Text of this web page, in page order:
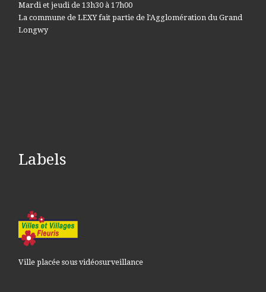
Mardi et jeudi de 13h30 à 17h00
La commune de LEXY fait partie de l'Agglomération du Grand
Longwy
Labels
Ville placée sous vidéosurveillance